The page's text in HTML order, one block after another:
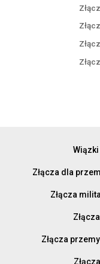
Złącza dla
Złącza
Złącza